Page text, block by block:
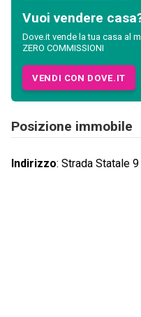
Vuoi vendere
Dove.it vende la tua casa al
ZERO COMMISSIONI
VENDI CON DOVE.IT
Posizione immobile
Indirizzo: Strada Statale